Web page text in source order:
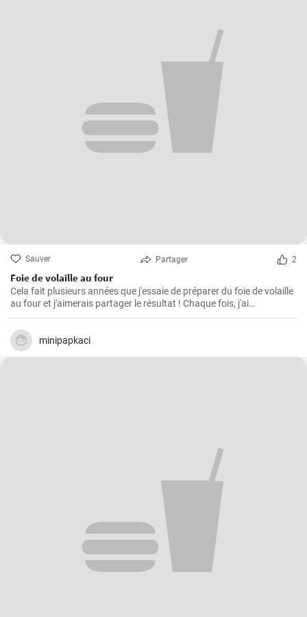
Sauver Partager 2
Foie de volaille au four
Cela fait plusieurs années que j'essaie de préparer du foie de volaille
au four et j'aimerais partager le résultat ! Chaque fois, j'ai
légèrement modifié la recette jusqu'à ce que je parvienne à cette
recherche parfaitement friable, croustillante et savoureuse.
minipapkaci